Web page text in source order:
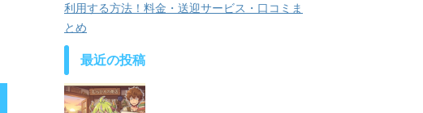
利用する方法！料金・送迎サービス・口コミま
とめ
最近の投稿